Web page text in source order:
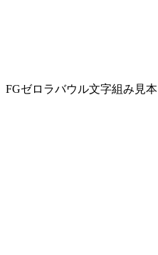
FGゼロラバウル文字組み見本